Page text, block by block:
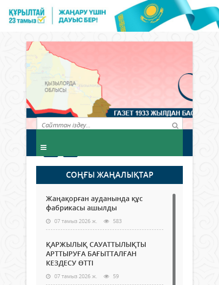
СОҢҒЫ ЖАҢАЛЫҚТАР
Жаңақорған ауданында құс
фабрикасы ашылды
07 тамыз 2026 ж. 583
ҚАРЖЫЛЫҚ САУАТТЫЛЫҚТЫ
АРТТЫРУҒА БАҒЫТТАЛҒАН
КЕЗДЕСУ ӨТТІ
07 тамыз 2026 ж. 59